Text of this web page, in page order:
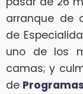
arranque de
de
uno de los
camas; y
de